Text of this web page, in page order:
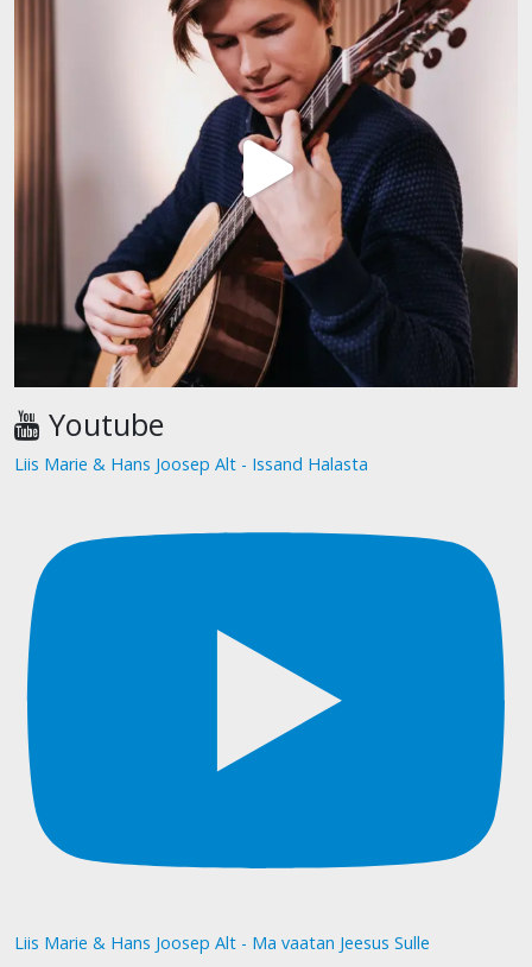
Youtube
Liis Marie & Hans Joosep Alt - Issand Halasta
Liis Marie & Hans Joosep Alt - Ma vaatan Jeesus Sulle